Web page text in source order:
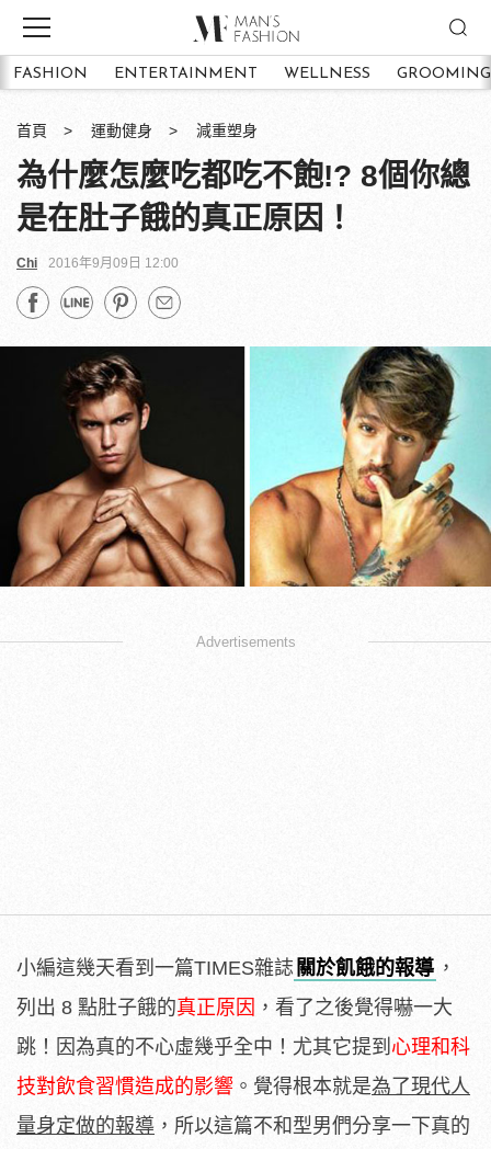
FASHION ENTERTAINMENT WELLNESS GROOMING
首頁 運動健身 減重塑身
為什麼怎麼吃都吃不飽!? 8個你總
是在肚子餓的真正原因！
Chi 2016年9月09日 12:00
Advertisements
小編這幾天看到一篇TIMES雜誌 關於飢餓的報導 ，
列出 8 點肚子餓的真正原因 ，看了之後覺得嚇一大
跳！因為真的不心虛幾乎全中！尤其它提到 心理和科
技對飲食習慣造成的影響 。覺得根本就是為了現代人
量身定做的報導 ，所以這篇不和型男們分享一下真的